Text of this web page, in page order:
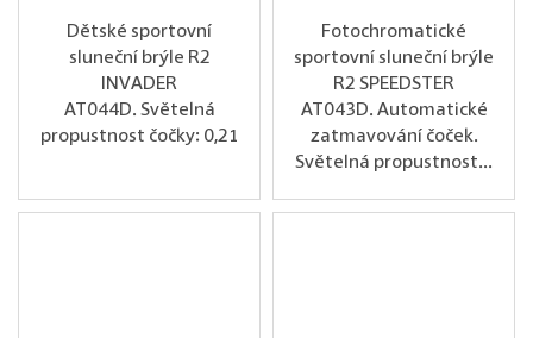
Dětské sportovní
sluneční brýle R2
INVADER
AT044D. Světelná
propustnost čočky: 0,21
Fotochromatické
sportovní sluneční brýle
R2 SPEEDSTER
AT043D. Automatické
zatmavování čoček.
Světelná propustnost...